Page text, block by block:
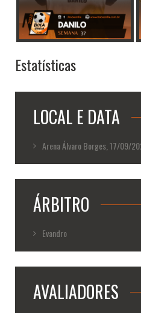
Estatísticas
LOCAL E DATA
Arena Álvaro Borges, 17/09/
ÁRBITRO
Evandro
AVALIADORES